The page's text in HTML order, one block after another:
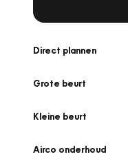
Direct plannen
Grote beurt
Kleine beurt
Airco onderhoud